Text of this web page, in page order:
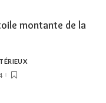
montante de la